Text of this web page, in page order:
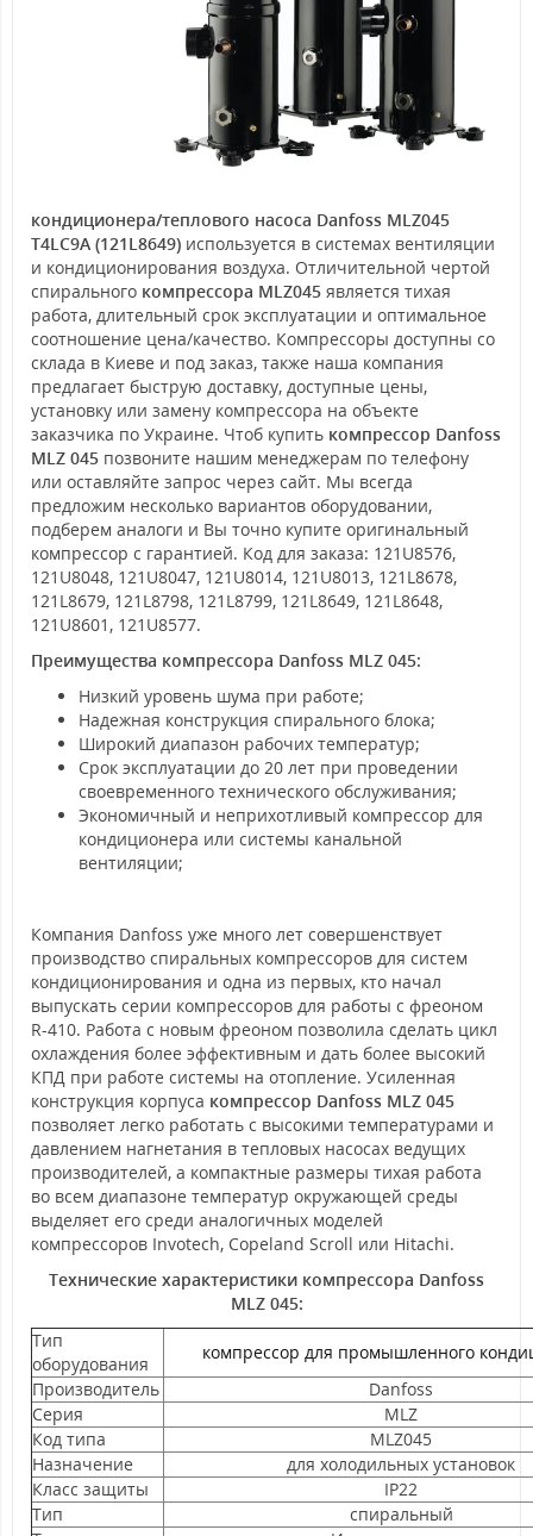
кондиционера/теплового насоса Danfoss MLZ045
T4LC9A (121L8649) используется в системах вентиляции
и кондиционирования воздуха. Отличительной чертой
спирального компрессора MLZ045 является тихая
работа, длительный срок эксплуатации и оптимальное
соотношение цена/качество. Компрессоры доступны со
склада в Киеве и под заказ, также наша компания
предлагает быструю доставку, доступные цены,
установку или замену компрессора на объекте
заказчика по Украине. Чтоб купить компрессор Danfoss
MLZ 045 позвоните нашим менеджерам по телефону
или оставляйте запрос через сайт. Мы всегда
предложим несколько вариантов оборудовании,
подберем аналоги и Вы точно купите оригинальный
компрессор с гарантией. Код для заказа: 121U8576,
121U8048, 121U8047, 121U8014, 121U8013, 121L8678,
121L8679, 121L8798, 121L8799, 121L8649, 121L8648,
121U8601, 121U8577.
Преимущества компрессора Danfoss MLZ 045:
Низкий уровень шума при работе;
Надежная конструкция спирального блока;
Широкий диапазон рабочих температур;
Срок эксплуатации до 20 лет при проведении
своевременного технического обслуживания;
Экономичный и неприхотливый компрессор для
кондиционера или системы канальной
вентиляции;
Компания Danfoss уже много лет совершенствует
производство спиральных компрессоров для систем
кондиционирования и одна из первых, кто начал
выпускать серии компрессоров для работы с фреоном
R-410. Работа с новым фреоном позволила сделать цикл
охлаждения более эффективным и дать более высокий
КПД при работе системы на отопление. Усиленная
конструкция корпуса компрессор Danfoss MLZ 045
позволяет легко работать с высокими температурами и
давлением нагнетания в тепловых насосах ведущих
производителей, а компактные размеры тихая работа
во всем диапазоне температур окружающей среды
выделяет его среди аналогичных моделей
компрессоров Invotech, Copeland Scroll или Hitachi.
Технические характеристики компрессора Danfoss
MLZ 045:
Тип
оборудования
компрессор для промышленного
Производитель
Danfoss
Серия
MLZ
Код типа
MLZ045
Назначение
для холодильных установок
Класс защиты
IP22
Тип
спиральный